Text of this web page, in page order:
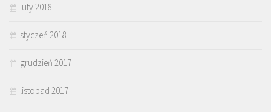
luty 2018
styczeń 2018
grudzień 2017
listopad 2017